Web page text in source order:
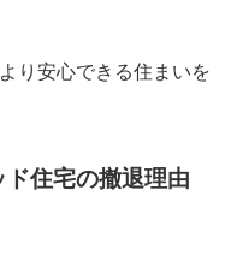
り安心できる住まいを
ド住宅の撤退理由